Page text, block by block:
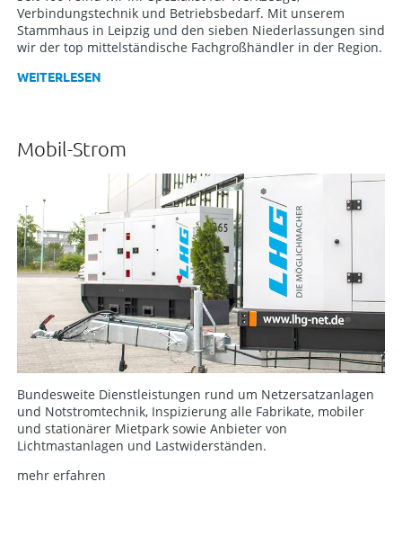
Verbindungstechnik und Betriebsbedarf. Mit unserem
Stammhaus in Leipzig und den sieben Niederlassungen sind
wir der top mittelständische Fachgroßhändler in der Region.
WEITERLESEN
Mobil-Strom
Bundesweite Dienstleistungen rund um Netzersatzanlagen
und Notstromtechnik, Inspizierung alle Fabrikate, mobiler
und stationärer Mietpark sowie Anbieter von
Lichtmastanlagen und Lastwiderständen.
mehr erfahren